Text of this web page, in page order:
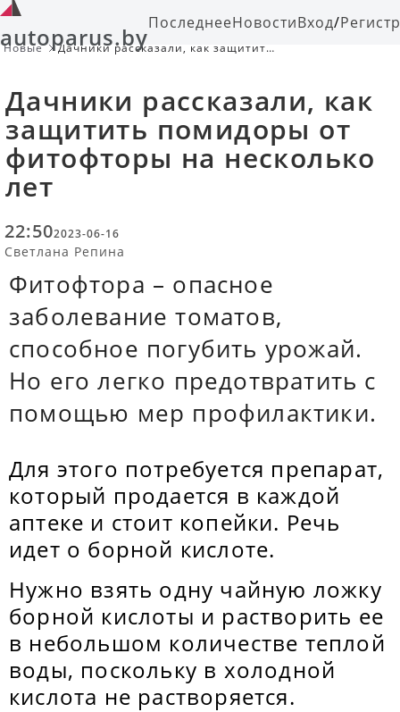
autoparus.byПоследнееНовостиВход/
Новые
Дачники рассказали, как защитить
Дачники рассказали, как
защитить помидоры от
фитофторы на несколько
лет
22:502023-06-16
Светлана Репина
Фитофтора – опасное
заболевание томатов,
способное погубить урожай.
Но его легко предотвратить с
помощью мер профилактики.
Для этого потребуется препарат,
который продается в каждой
аптеке и стоит копейки. Речь
идет о борной кислоте.
Нужно взять одну чайную ложку
борной кислоты и растворить ее
в небольшом количестве теплой
воды, поскольку в холодной
кислота не растворяется.